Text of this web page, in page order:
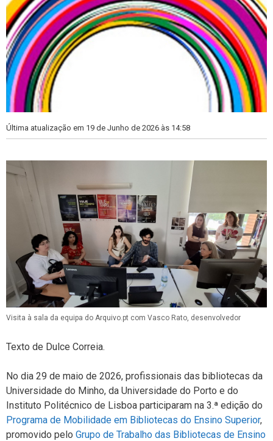
Última atualização em 19 de Junho de 2026 às 14:58
Visita à sala da equipa do Arquivo.pt com Vasco Rato, desenvolvedor
Texto de Dulce Correia.
No dia 29 de maio de 2026, profissionais das bibliotecas da
Universidade do Minho, da Universidade do Porto e do
Instituto Politécnico de Lisboa participaram na 3.ª edição do
Programa de Mobilidade em Bibliotecas do Ensino Superior,
promovido pelo Grupo de Trabalho das Bibliotecas de Ensino